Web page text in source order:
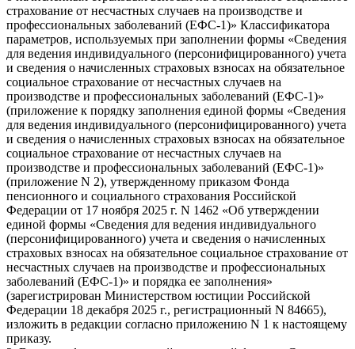
страхование от несчастных случаев на производстве и
профессиональных заболеваний (ЕФС-1)» Классификатора
параметров, используемых при заполнении формы «Сведения
для ведения индивидуального (персонифицированного) учета
и сведения о начисленных страховых взносах на обязательное
социальное страхование от несчастных случаев на
производстве и профессиональных заболеваний (ЕФС-1)»
(приложение к порядку заполнения единой формы «Сведения
для ведения индивидуального (персонифицированного) учета
и сведения о начисленных страховых взносах на обязательное
социальное страхование от несчастных случаев на
производстве и профессиональных заболеваний (ЕФС-1)»
(приложение N 2), утвержденному приказом Фонда
пенсионного и социального страхования Российской
Федерации от 17 ноября 2025 г. N 1462 «Об утверждении
единой формы «Сведения для ведения индивидуального
(персонифицированного) учета и сведения о начисленных
страховых взносах на обязательное социальное страхование от
несчастных случаев на производстве и профессиональных
заболеваний (ЕФС-1)» и порядка ее заполнения»
(зарегистрирован Министерством юстиции Российской
Федерации 18 декабря 2025 г., регистрационный N 84665),
изложить в редакции согласно приложению N 1 к настоящему
приказу.